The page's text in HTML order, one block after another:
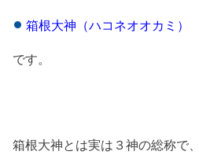
箱根大神（ハコネオオカミ）
です。
箱根大神とは実は３神の総称で、